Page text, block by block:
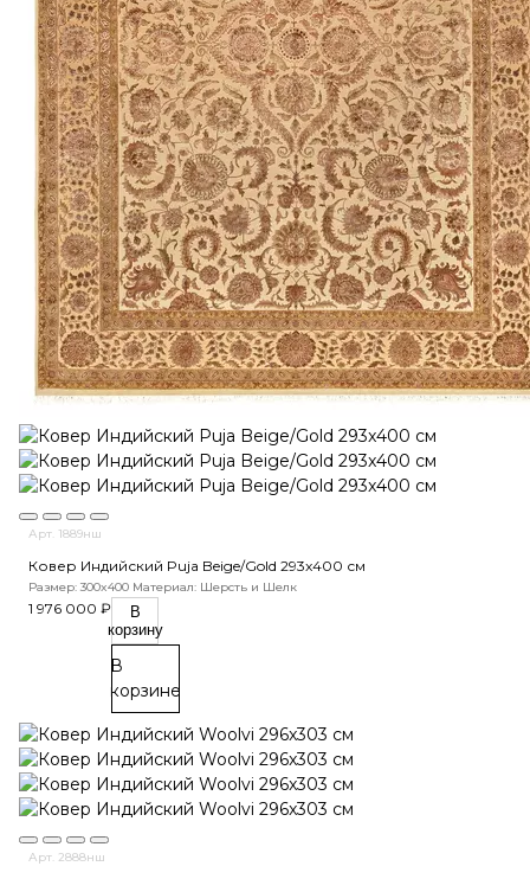
Арт. 1889нш
Ковер Индийский Puja Beige/Gold 293x400 см
Размер: 300x400 Материал: Шерсть и Шелк
1 976 000 ₽
В
корзину
В
корзине
Арт. 2888нш